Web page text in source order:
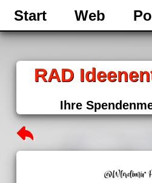
Start Web
RAD
Ihre